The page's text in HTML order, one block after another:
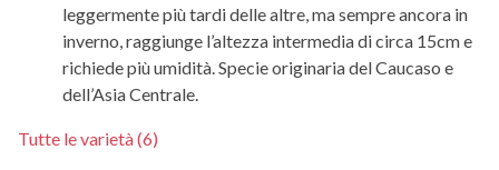
leggermente più tardi delle altre, ma sempre ancora in
inverno, raggiunge l’altezza intermedia di circa 15cm e
richiede più umidità. Specie originaria del Caucaso e
dell’Asia Centrale.
Tutte le varietà (6)